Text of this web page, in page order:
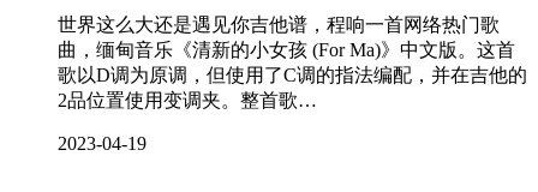
世界这么大还是遇见你吉他谱，程响一首网络热门歌
曲，缅甸音乐《清新的小女孩 (For Ma)》中文版。这首
歌以D调为原调，但使用了C调的指法编配，并在吉他的
2品位置使用变调夹。整首歌…
2023-04-19